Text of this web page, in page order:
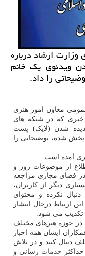
وزارت ارشاد درباره
ویدئوی یک خانم
را داد.
معاون امور هنری
خبری که در شبکه های
شدن (لایک) پست
شده، توضیحاتی را
آمده است:
از موضوعات روز و
فضای مجازی مراجعه
دیگر از کاربران،
نکرده و محتوای
ارتباط درحال انتشار
تکذیب می شود.
در حوزه هنرهای مختلف
ایشان همه اخبار
دنبال کنند و در تلاش
خدمات رسانی و